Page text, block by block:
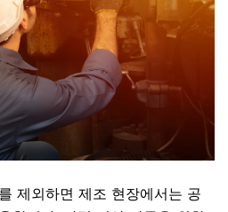
제외하면 제조 현장에서는 공